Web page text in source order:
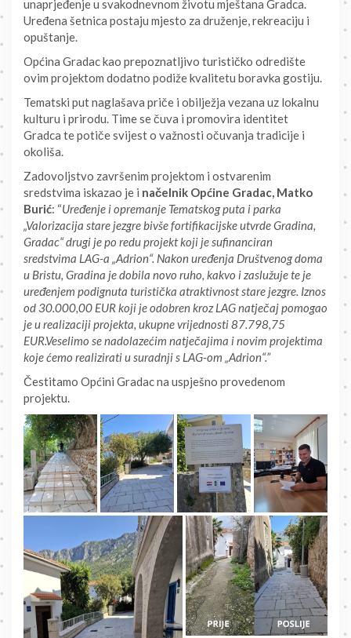
unaprjeđenje u svakodnevnom životu mještana Gradca.
Uređena šetnica postaju mjesto za druženje, rekreaciju i
opuštanje.
Općina Gradac kao prepoznatljivo turističko odredište
ovim projektom dodatno podiže kvalitetu boravka gostiju.
Tematski put naglašava priče i obilježja vezana uz lokalnu
kulturu i prirodu. Time se čuva i promovira identitet
Gradca te potiče svijest o važnosti očuvanja tradicije i
okoliša.
Zadovoljstvo završenim projektom i ostvarenim
sredstvima iskazao je i načelnik Općine Gradac, Matko
Burić: “Uređenje i opremanje Tematskog puta i parka
„Valorizacija stare jezgre bivše fortifikacijske utvrde Gradina,
Gradac“ drugi je po redu projekt koji je sufinanciran
sredstvima LAG-a „Adrion“. Nakon uređenja Društvenog doma
u Bristu, Gradina je dobila novo ruho, kakvo i zaslužuje te je
uređenjem podignuta turistička atraktivnost stare jezgre. Iznos
od 30.000,00 EUR koji je odobren kroz LAG natječaj pomogao
je u realizaciji projekta, ukupne vrijednosti 87.798,75
EUR.Veselimo se nadolazećim natječajima i novim projektima
koje ćemo realizirati u suradnji s LAG-om „Adrion“.”
Čestitamo Općini Gradac na uspješno provedenom
projektu.